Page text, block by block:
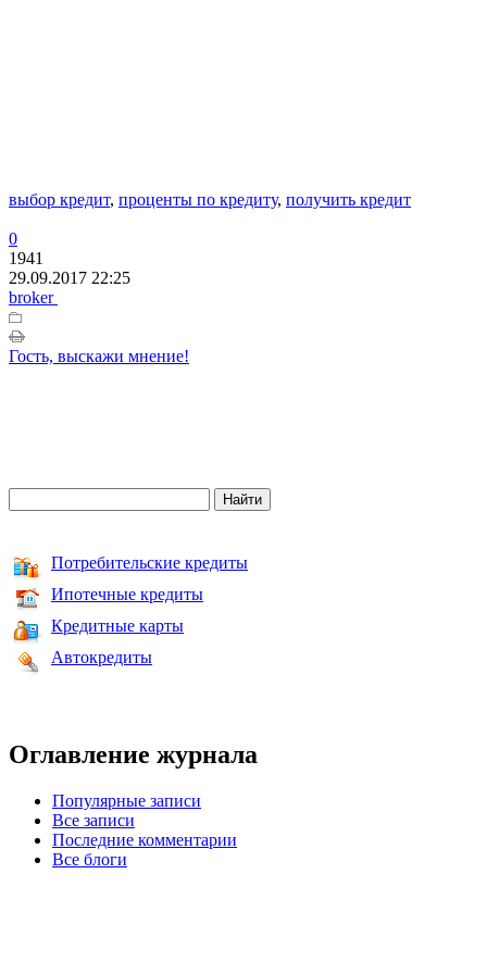
выбор кредит, проценты по кредиту, получить кредит
0
1941
29.09.2017 22:25
broker
Гость, выскажи мнение!
Потребительские кредиты
Ипотечные кредиты
Кредитные карты
Автокредиты
Оглавление журнала
Популярные записи
Все записи
Последние комментарии
Все блоги